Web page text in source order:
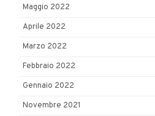
Maggio 2022
Aprile 2022
Marzo 2022
Febbraio 2022
Gennaio 2022
Novembre 2021